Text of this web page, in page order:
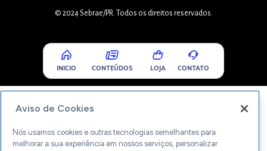
© 2024 Sebrae/PR. Todos os direitos reservados.
INICIO CONTEÚDOS LOJA CONTATO
Aviso de Cookies
Nós usamos cookies e outras tecnologias semelhantes para
melhorar a sua experiência em nossos serviços, personalizar